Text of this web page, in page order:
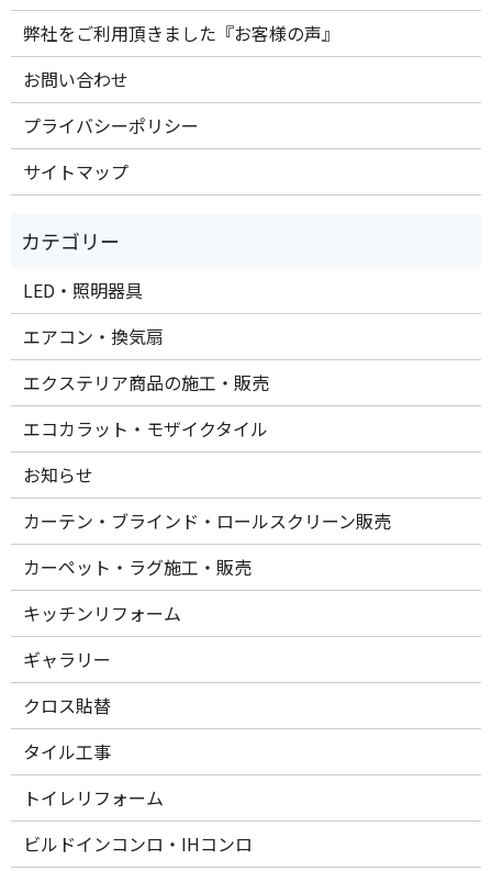
弊社をご利用頂きました『お客様の声』
お問い合わせ
プライバシーポリシー
サイトマップ
LED・照明器具
エアコン・換気扇
エクステリア商品の施工・販売
エコカラット・モザイクタイル
お知らせ
カーテン・ブラインド・ロールスクリーン販売
カーペット・ラグ施工・販売
キッチンリフォーム
ギャラリー
クロス貼替
タイル工事
トイレリフォーム
ビルドインコンロ・IHコンロ